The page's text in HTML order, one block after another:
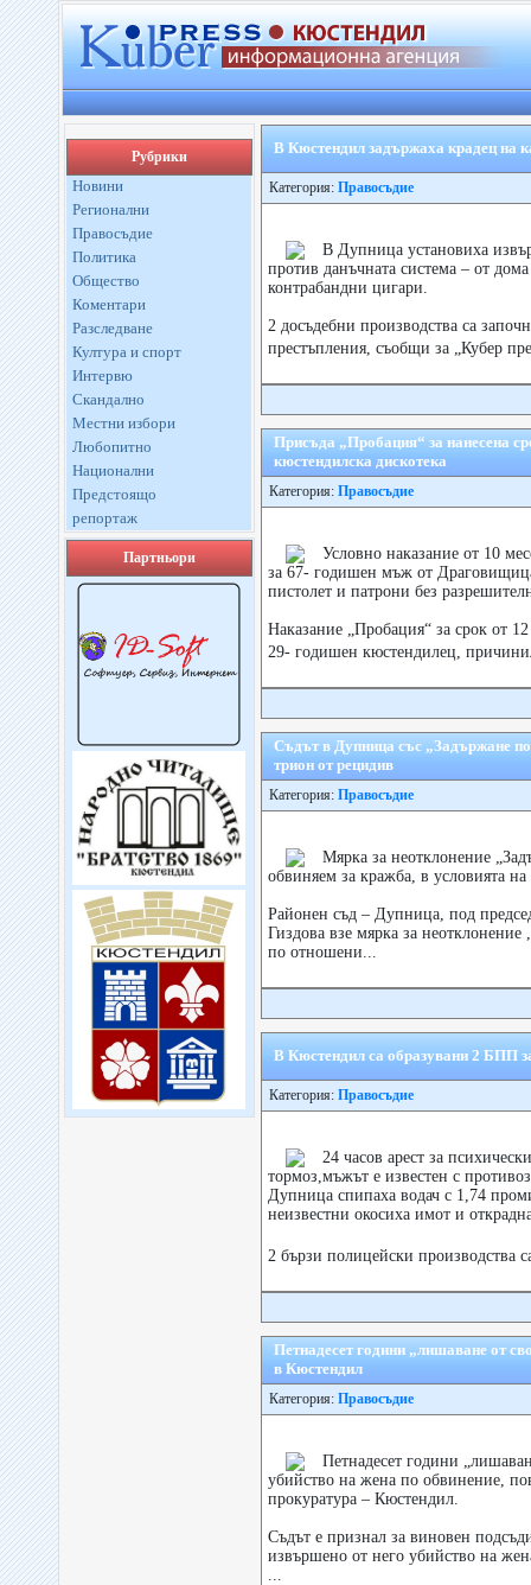
Рубрики
Новини
Регионални
Правосъдие
Политика
Общество
Коментари
Разследване
Култура и спорт
Интервю
Скандално
Местни избори
Любопитно
Национални
Предстоящо
репортаж
Партньори
В Кюстендил задържаха крадец на
Категория: Правосъдие
В Дупница установиха
против данъчната система – от
контрабандни цигари.
2 досъдебни производства са
престъпления, съобщи за „Кубер
Присъда „Пробация“ за нанесена
кюстендилска дискотека
Категория: Правосъдие
Условно наказание от 10
за 67- годишен мъж от
пистолет и патрони без
Наказание „Пробация“ за срок от
29- годишен кюстендилец,
Съдът в Дупница със „Задържане
трион от рецидив
Категория: Правосъдие
Мярка за неотклонение
обвиняем за кражба, в условията
Районен съд – Дупница, под
Гиздова взе мярка за
по отношени...
В Кюстендил са образувани 2 БПП
Категория: Правосъдие
24 часов арест за
тормоз,мъжът е известен с
Дупница спипаха водач с 1,74
неизвестни окосиха имот и
2 бързи полицейски производства
Петнадесет години „лишаване от
в Кюстендил
Категория: Правосъдие
Петнадесет години
убийство на жена по обвинение,
прокуратура – Кюстендил.
Съдът е признал за виновен
извършено от него убийство на
...